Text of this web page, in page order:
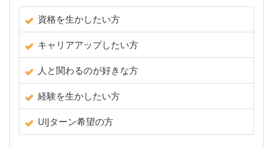
資格を生かしたい方
キャリアアップしたい方
人と関わるのが好きな方
経験を生かしたい方
UIJターン希望の方